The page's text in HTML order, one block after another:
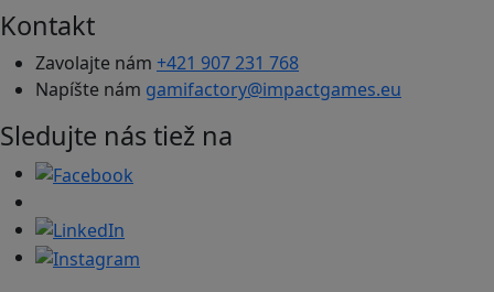
Kontakt
Zavolajte nám +421 907 231 768
Napíšte nám gamifactory@impactgames.eu
Sledujte nás tiež na